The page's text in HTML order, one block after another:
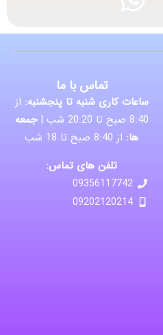
تماس با ما
ساعات کاری شنبه تا پنجشنبه: از
8:40 صبح تا 20:20 شب |
جمعه
ها: از 8:40 صبح تا 18 شب
تلفن های تماس:
09356117742
09202120214